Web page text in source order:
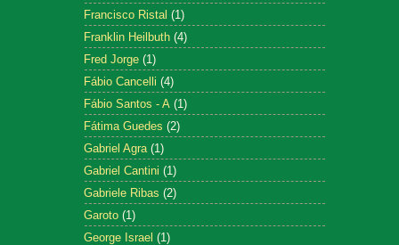
Francisco Ristal (1)
Franklin Heilbuth (4)
Fred Jorge (1)
Fábio Cancelli (4)
Fábio Santos - A (1)
Fátima Guedes (2)
Gabriel Agra (1)
Gabriel Cantini (1)
Gabriele Ribas (2)
Garoto (1)
George Israel (1)